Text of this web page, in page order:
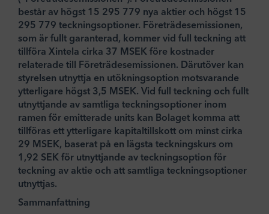
består av högst 15 295 779 nya aktier och högst 15
295 779 teckningsoptioner. Företrädesemissionen,
som är fullt garanterad, kommer vid full teckning att
tillföra Xintela cirka 37 MSEK före kostnader
relaterade till Företrädesemissionen. Därutöver kan
styrelsen utnyttja en utökningsoption motsvarande
ytterligare högst 3,5 MSEK. Vid full teckning och fullt
utnyttjande av samtliga teckningsoptioner inom
ramen för emitterade units kan Bolaget komma att
tillföras ett ytterligare kapitaltillskott om minst cirka
29 MSEK, baserat på en lägsta teckningskurs om
1,92 SEK för utnyttjande av teckningsoption för
teckning av aktie och att samtliga teckningsoptioner
utnyttjas.
Sammanfattning